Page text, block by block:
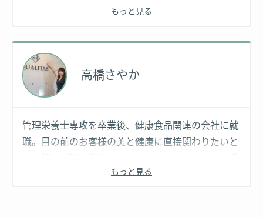
と思い、美容系管理栄養士として都内のエステサロ
にオリジナルメソッド取り入れた食事法を考案。年
間800人以上のお客様に携わる。
もっと見る
高橋さやか
管理栄養士専攻を卒業後、健康食品関連の会社に就
職。目の前のお客様の美と健康に直接関わりたいと
動することを決意。元々持っていた知識を活かし、
もっと見る